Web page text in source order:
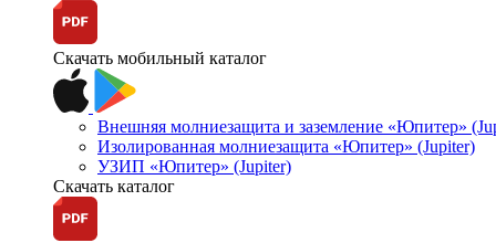
Скачать мобильный каталог
Внешняя молниезащита и заземление «Юпитер»
Изолированная молниезащита «Юпитер» (Jupiter)
УЗИП «Юпитер» (Jupiter)
Скачать каталог